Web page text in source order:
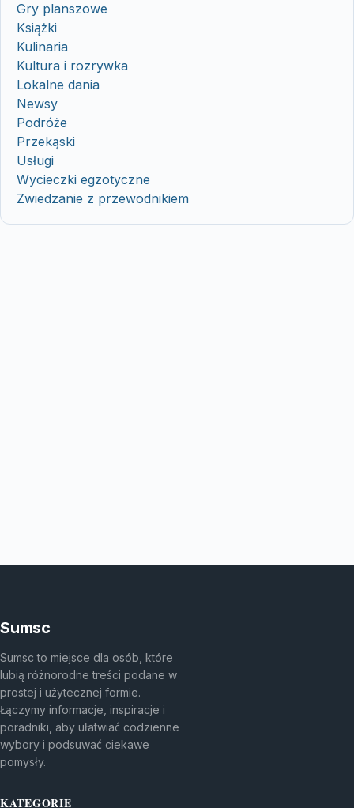
Gry planszowe
Książki
Kulinaria
Kultura i rozrywka
Lokalne dania
Newsy
Podróże
Przekąski
Usługi
Wycieczki egzotyczne
Zwiedzanie z przewodnikiem
Sumsc
Sumsc to miejsce dla osób, które
lubią różnorodne treści podane w
prostej i użytecznej formie.
Łączymy informacje, inspiracje i
poradniki, aby ułatwiać codzienne
wybory i podsuwać ciekawe
pomysły.
KATEGORIE